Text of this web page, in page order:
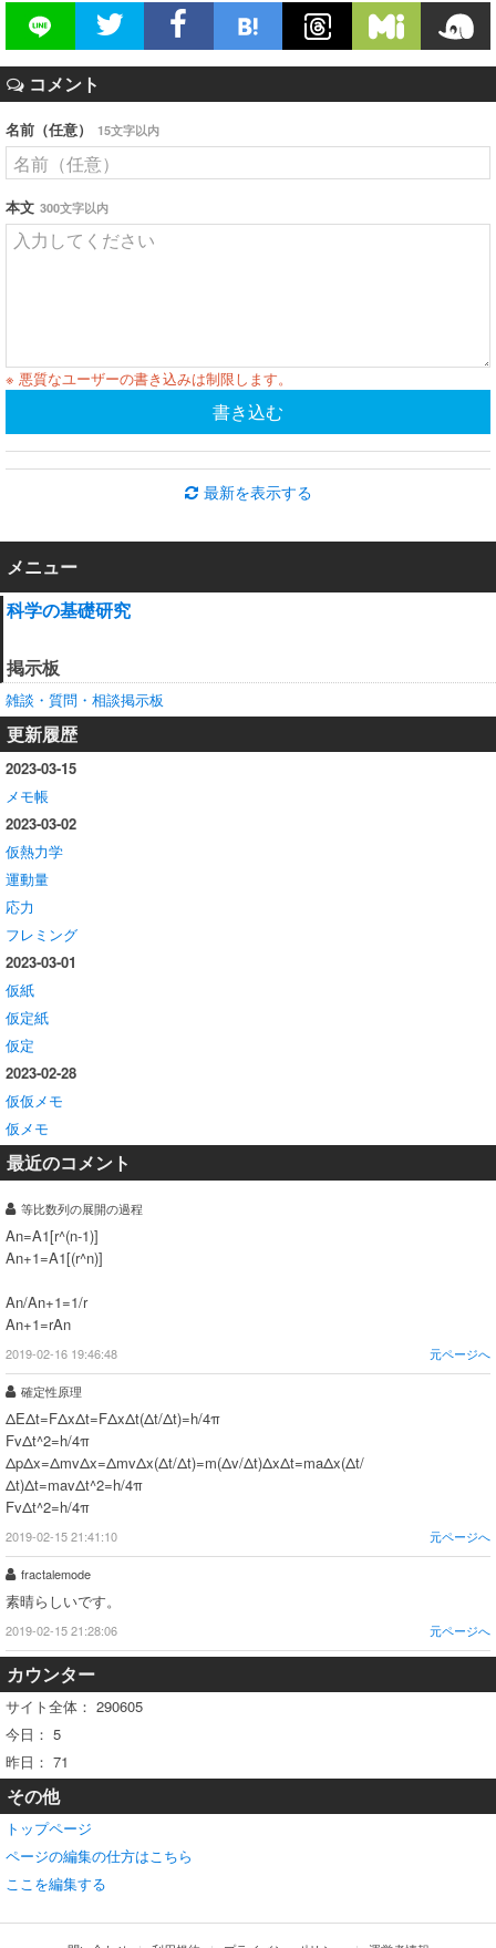
コメント
名前（任意） 15文字以内
本文 300文字以内
※ 悪質なユーザーの書き込みは制限します。
書き込む
最新を表示する
メニュー
科学の基礎研究
掲示板
雑談・質問・相談掲示板
更新履歴
2023-03-15
メモ帳
2023-03-02
仮熱力学
運動量
応力
フレミング
2023-03-01
仮紙
仮定紙
仮定
2023-02-28
仮仮メモ
仮メモ
最近のコメント
等比数列の展開の過程
An=A1[r^(n-1)]
An+1=A1[(r^n)]
An/An+1=1/r
An+1=rAn
2019-02-16 19:46:48 元ページへ
確定性原理
ΔEΔt=FΔxΔt=FΔxΔt(Δt/Δt)=h/4π
FvΔt^2=h/4π
ΔpΔx=ΔmvΔx=ΔmvΔx(Δt/Δt)=m(Δv/Δt)ΔxΔt=maΔx(Δt/
Δt)Δt=mavΔt^2=h/4π
FvΔt^2=h/4π
2019-02-15 21:41:10 元ページへ
fractalemode
素晴らしいです。
2019-02-15 21:28:06 元ページへ
カウンター
サイト全体： 290605
今日： 5
昨日： 71
その他
トップページ
ページの編集の仕方はこちら
ここを編集する